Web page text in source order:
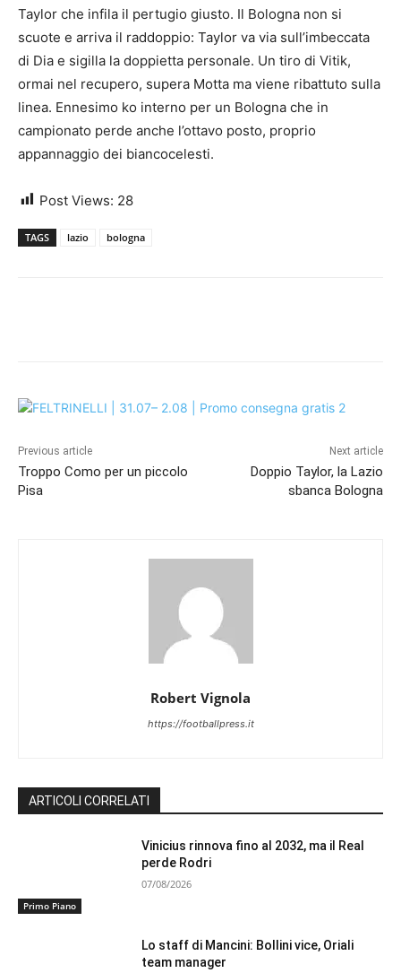
Taylor che infila il pertugio giusto. Il Bologna non si
scuote e arriva il raddoppio: Taylor va via sull’imbeccata
di Dia e sigilla la doppietta personale. Un tiro di Vitik,
ormai nel recupero, supera Motta ma viene ribattuto sulla
linea. Ennesimo ko interno per un Bologna che in
campionato perde anche l’ottavo posto, proprio
appannaggio dei biancocelesti.
Post Views: 28
TAGS lazio bologna
Previous article
Troppo Como per un piccolo
Pisa
Next article
Doppio Taylor, la Lazio
sbanca Bologna
Robert Vignola
https://footballpress.it
ARTICOLI CORRELATI
Primo Piano
Vinicius rinnova fino al 2032, ma il Real
perde Rodri
07/08/2026
Lo staff di Mancini: Bollini vice, Oriali
team manager